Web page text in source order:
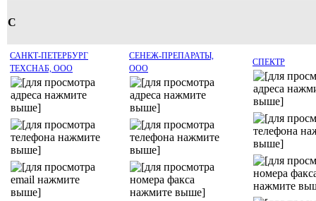
С
САНКТ-ПЕТЕРБУРГ
ТЕХСНАБ, ООО
СЕНЕЖ-ПРЕПАРАТЫ,
ООО
СПЕКТР